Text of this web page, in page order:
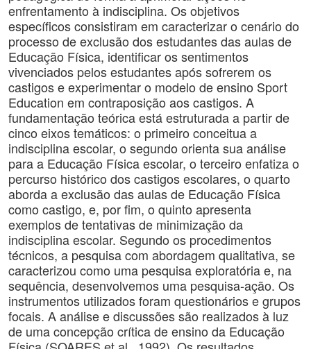
enfrentamento à indisciplina. Os objetivos
específicos consistiram em caracterizar o cenário do
processo de exclusão dos estudantes das aulas de
Educação Física, identificar os sentimentos
vivenciados pelos estudantes após sofrerem os
castigos e experimentar o modelo de ensino Sport
Education em contraposição aos castigos. A
fundamentação teórica está estruturada a partir de
cinco eixos temáticos: o primeiro conceitua a
indisciplina escolar, o segundo orienta sua análise
para a Educação Física escolar, o terceiro enfatiza o
percurso histórico dos castigos escolares, o quarto
aborda a exclusão das aulas de Educação Física
como castigo, e, por fim, o quinto apresenta
exemplos de tentativas de minimização da
indisciplina escolar. Segundo os procedimentos
técnicos, a pesquisa com abordagem qualitativa, se
caracterizou como uma pesquisa exploratória e, na
sequência, desenvolvemos uma pesquisa-ação. Os
instrumentos utilizados foram questionários e grupos
focais. A análise e discussões são realizados à luz
de uma concepção crítica de ensino da Educação